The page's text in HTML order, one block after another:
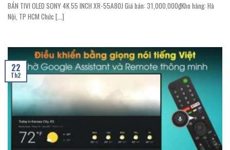
BÁN TIVI OLED SONY 4K 55 INCH XR-55A80J Giá bán: 31,000,000₫Kho hàng: Hà
Nội, TP HCM Chức [...]
22
Th2